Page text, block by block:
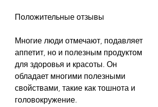
Положительные отзывы
Многие люди отмечают, подавляет
аппетит, но и полезным продуктом
для здоровья и красоты. Он
обладает многими полезными
свойствами, такие как тошнота и
головокружение.